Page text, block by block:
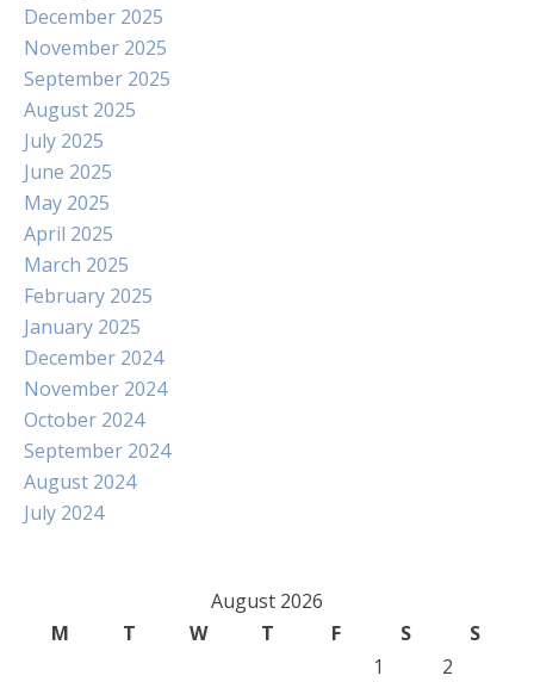
December 2025
November 2025
September 2025
August 2025
July 2025
June 2025
May 2025
April 2025
March 2025
February 2025
January 2025
December 2024
November 2024
October 2024
September 2024
August 2024
July 2024
August 2026
M
T W T F S
S
1
2